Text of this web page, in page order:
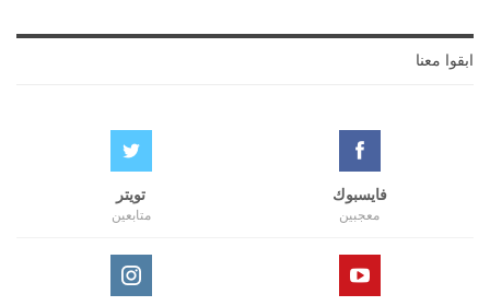
ابقوا معنا
فايسبوك
معجبين
تويتر
متابعين